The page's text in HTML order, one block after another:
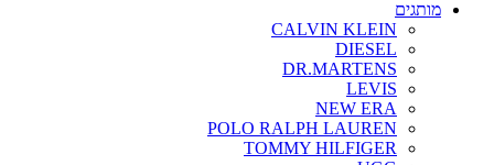
מותגים
CALVIN KLEIN
DIESEL
DR.MARTENS
LEVIS
NEW ERA
POLO RALPH LAUREN
TOMMY HILFIGER